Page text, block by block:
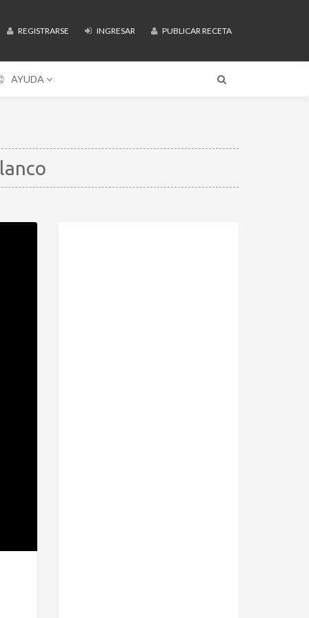
REGISTRARSE INGRESAR PUBLICAR RECETA
AYUDA